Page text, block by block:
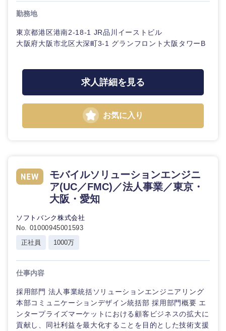
勤務地
東京都港区港南2-18-1 JR品川イーストビル
大阪府大阪市北区大深町3-1 グランフロント大阪タワーB
求人詳細を見る
お気に入り
モバイルソリューションエンジニ
ア(UC／FMC)／法人事業／東京・
大阪・愛知
ソフトバンク株式会社
No. 01000945001593
正社員
1000万
仕事内容
採用部門 法人事業統括ソリューションエンジニアリング
本部コミュニケーションデザイン統括部 採用部門概要 エ
ンタープライズマーケットにおける顧客ビジネスの拡大に
貢献し、同社利益を最大化することを目的とした技術支援